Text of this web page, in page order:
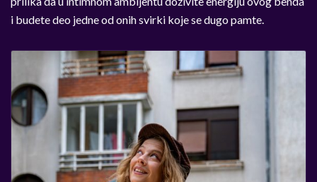
i budete deo jedne od onih svirki koje se dugo pamte.